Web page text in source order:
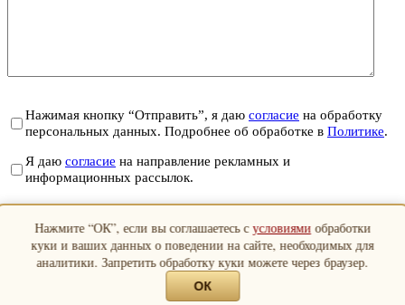
Нажимая кнопку “Отправить”, я даю согласие на обработку
персональных данных. Подробнее об обработке в Политике.
Я даю согласие на направление рекламных и
информационных рассылок.
Отправить
Закрыть
Нажмите “ОК”, если вы соглашаетесь сусловиями обработки
куки и ваших данных о поведении на сайте, необходимых для
аналитики. Запретить обработку куки можете через браузер.
ОК